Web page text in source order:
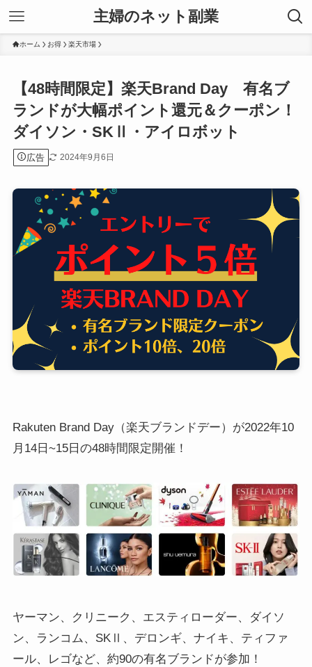
主婦のネット副業
ホーム お得 楽天市場
【48時間限定】楽天Brand Day 有名ブ
ランドが大幅ポイント還元＆クーポン！
ダイソン・SKⅡ・アイロボット
広告 2024年9月6日
Rakuten Brand Day（楽天ブランドデー）が2022年10
月14日~15日の48時間限定開催！
ヤーマン、クリニーク、エスティローダー、ダイソ
ン、ランコム、SKⅡ、デロンギ、ナイキ、ティファ
ール、レゴなど、約90の有名ブランドが参加！